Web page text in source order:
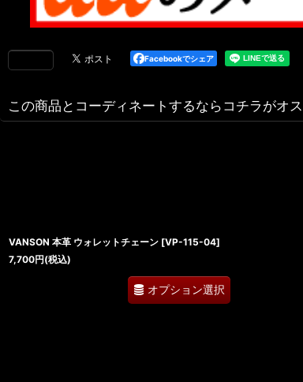
Facebookでシェア
この商品とコーディネートするならコチラがオス
VANSON 本革 ウォレットチェーン [VP-115-04]
7,700円(税込)
オプション選択